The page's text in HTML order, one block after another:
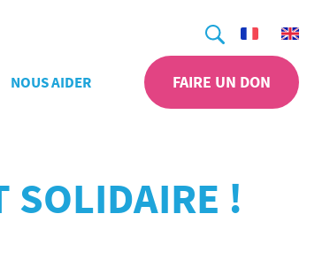
Recherche
NOUS AIDER FAIRE UN DON
SOLIDAIRE !